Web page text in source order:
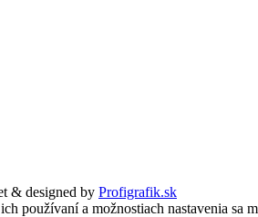
& designed by Profigrafik.sk
používaní a možnostiach nastavenia sa